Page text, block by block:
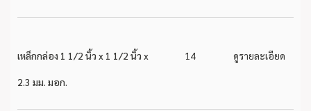
เหล็กกล่อง 1 1/2 นิ้ว x 1 1/2 นิ้ว x
2.3 มม. มอก.
14 ดูรายละเอียด